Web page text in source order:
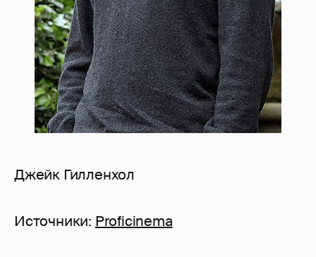
Джейк Гилленхол
Источники: Proficinema